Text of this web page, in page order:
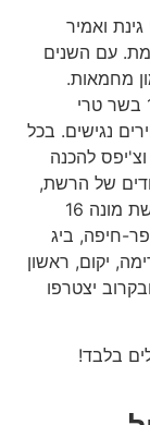
ואמיר
עם השנים
שעשויים מ-100% בשר טרי
נגישים. בכל
להכנה
של הרשת,
לחמניות טריות, מארזים מתחלפים ועוד. הרשת מונה 16
ביג
יקום, ראשון
יצטרפו
ב- 259 שקלים בלבד!